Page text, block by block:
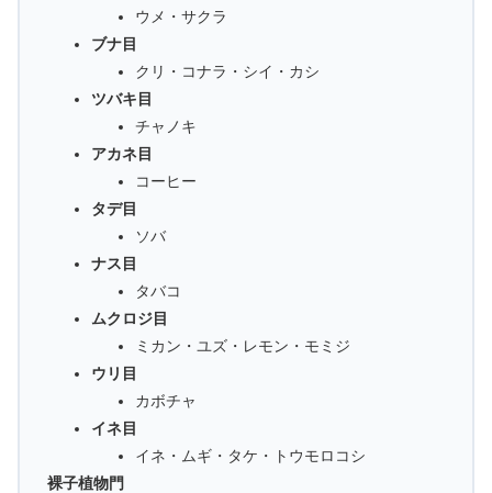
ウメ・サクラ
ブナ目
クリ・コナラ・シイ・カシ
ツバキ目
チャノキ
アカネ目
コーヒー
タデ目
ソバ
ナス目
タバコ
ムクロジ目
ミカン・ユズ・レモン・モミジ
ウリ目
カボチャ
イネ目
イネ・ムギ・タケ・トウモロコシ
裸子植物門